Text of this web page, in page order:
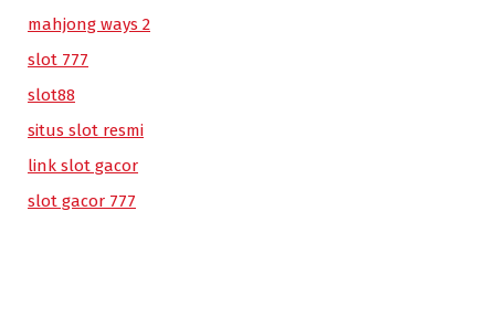
mahjong ways 2
slot 777
slot88
situs slot resmi
link slot gacor
slot gacor 777